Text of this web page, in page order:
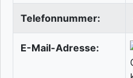
Telefonnummer:
E-Mail-Adresse: